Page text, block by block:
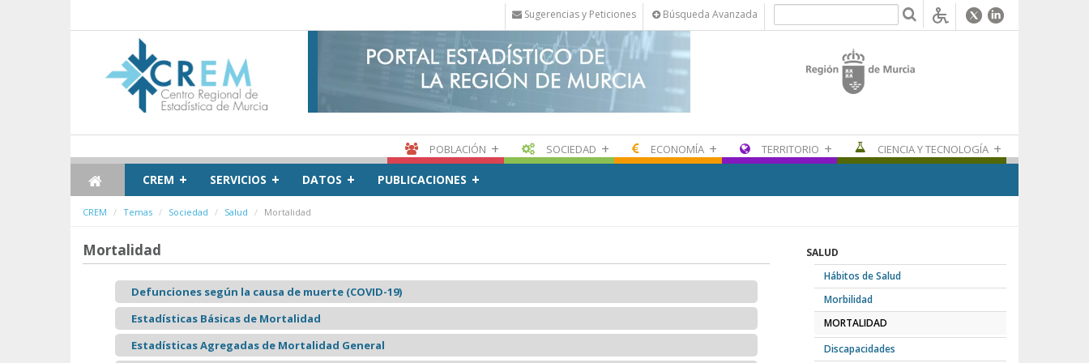
Sugerencias y Peticiones Búsqueda Avanzada
POBLACIÓN + SOCIEDAD + ECONOMÍA + TERRITORIO + CIENCIA Y TECNOLOGÍA +
CREM + SERVICIOS + DATOS + PUBLICACIONES +
CREM Temas Sociedad Salud Mortalidad
Mortalidad
Defunciones según la causa de muerte (COVID-19)
Estadísticas Básicas de Mortalidad
Estadísticas Agregadas de Mortalidad General
SALUD
Hábitos de Salud
Morbilidad
MORTALIDAD
Discapacidades